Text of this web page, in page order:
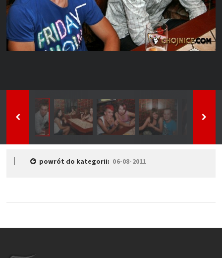
powrót do kategorii: 06-08-2011